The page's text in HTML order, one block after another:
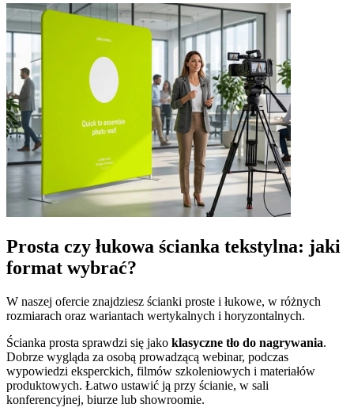
Prosta czy łukowa ścianka tekstylna: jaki
format wybrać?
W naszej ofercie znajdziesz ścianki proste i łukowe, w różnych
rozmiarach oraz wariantach wertykalnych i horyzontalnych.
Ścianka prosta sprawdzi się jako klasyczne tło do nagrywania.
Dobrze wygląda za osobą prowadzącą webinar, podczas
wypowiedzi eksperckich, filmów szkoleniowych i materiałów
produktowych. Łatwo ustawić ją przy ścianie, w sali
konferencyjnej, biurze lub showroomie.